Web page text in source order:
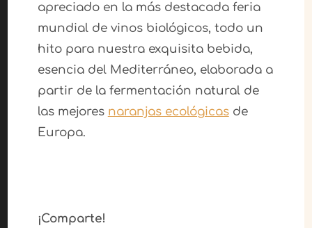
apreciado en la más destacada feria
mundial de vinos biológicos, todo un
hito para nuestra exquisita bebida,
esencia del Mediterráneo, elaborada a
partir de la fermentación natural de
las mejores naranjas ecológicasde
Europa.
¡Comparte!